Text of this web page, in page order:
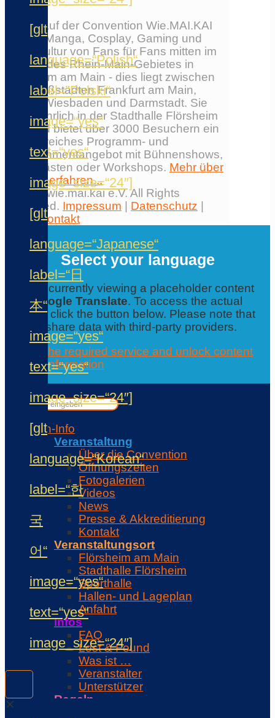
[glt
language=“Polish“
label=“Polski“
image=“yes“
text=“yes“
image_size=“24″]
[glt
language=“Japanese“
label=“日
本“
image=“yes“
text=“yes“
image_size=“24″]
[glt
language=“Korean“
label=“한
국
어“
image=“yes“
text=“yes“
image_size=“24″]
✕
Erlebe auf der Convention Wie.MAI.KAI
Anime, Manga, Cosplay, Gaming und
Japankultur von Fans für Fans mitten im
Herzen des Rhein-Main-Gebietes in
Flörsheim am Main - dies liegt zwischen
den Großstädten Frankfurt am Main,
Mainz, Wiesbaden und Darmstadt. Sie
findet jährlich in der Stadthalle Flörsheim
statt und bietet über 3000 Besuchern ein
umfangreiches Programm- und
Entertainmentangebot mit Bühnenshows,
Ehrengästen oder Workshops. Mehr über
die Con erfahren...
© 2026 wie.mai.kai e.V. All Rights
Reserved. Impressum Datenschutz
|Kontakt
Select your language
You are currently viewing a placeholder content
fromGoogle Translate. To access the actual
content, click the button below. Please note that
this will share data with third-party providers.
Accept the required service and unlock content
Further information
Contact
✕
Con-Info
Veranstaltung
Über die Convention
Öffnungszeiten
Fotogalerien
Videos
News
Presse & Akkreditierung
Kontakt
Veranstaltungsort
Flörsheim am Main
Stadthalle Flörsheim
Sporthalle
Hallen- und Lageplan
Anfahrt
Infos
FAQ
Lost & Found
Was ist …
Veranstalter
Unterstützer
Regeln